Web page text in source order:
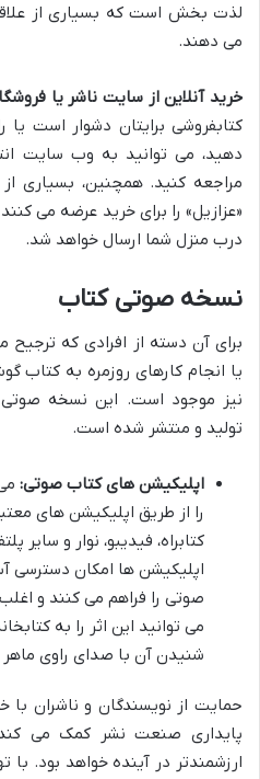
لذت بخش است که بسیاری از
می دهند.
خرید آنلاین از سایت ناشر یا
کتابفروشی برایتان دشوار است یا
دهید، می توانید به وب سایت
مراجعه کنید. همچنین، بسیاری
«عزازیل» را برای خرید عرضه می
درب منزل شما ارسال خواهد شد.
نسخه صوتی کتاب
برای آن دسته از افرادی که
یا انجام کارهای روزمره به کتاب
نیز موجود است. این نسخه
تولید و منتشر شده است.
اپلیکیشن های کتاب صوتی:
را از طریق اپلیکیشن های
کتابراه، فیدیبو، نوار و سایر
اپلیکیشن ها امکان دسترسی
صوتی را فراهم می کنند و
می توانید این اثر را به
شنیدن آن با صدای راوی ماهر
حمایت از نویسندگان و ناشران با
پایداری صنعت نشر کمک می
ارزشمندتر در آینده خواهد بود.